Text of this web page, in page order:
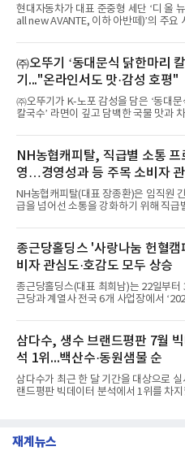
현대자동차가 대표 준중형 세단 ‘디 올
all new AVANTE, 이하 아반떼)’의 주요
떼는 6년 만에 선보이는 8세대 완전변
교한 선과 면을 중심으로 완성한 파격적
과거 중형 세단 수준으로 확대된 차체
최고 수준의 안전성 ▲성능과 효율을 동
행 완성도 ▲첨단 편의 및 디지털 사양 적
글로벌 준중형 세단의 새로운 기준을 세
는 가솔린 2.0과 1.6 하이브리드 두 가지
넘
㈜오뚜기 ‘동대문식 닭한마리
기..."온라인서도 맛·감성 호평"
㈜오뚜기가 K-노포 감성을 담은 ‘동대문
칼국수’ 라면이 깊고 담백한 국물 맛과
혔다.‘동대문식 닭한마리 칼국수’는 예
소비자 호응에 힘입어 지난 7월 13일 첫
단 18일 만에 누적 판매량 50만 개를 돌
거두었다.이번 신제품은 개발진이 전국
전문점을 직접 찾아 다니며 최적의 육수
했다. 자극적이지 않으면서도 깊은 닭육
개운한 풍미를 더했으며, 국물이 잘 배
서도
NH농협캐피탈, 직급별 소통 프
영…경영성과 등 주목 소비자
NH농협캐피탈(대표 장종환)은 임직원
급을 넘어선 소통을 강화하기 위해 직급
부터 30일까지 서울 원센티널 NH농협
층에서 운영했다고 31일 밝혔다.이번 프
영지원부 홍보팀과 2026년 새로이(e)＊
했으며, ▲팀장·부장(7.27), ▲계장·주임
장·차장(7.29), ▲대리(7.30) 등 직급별로
쳐 진행됐다.참고로 새로이(e)는 NH농
세대들로(과장~계장) 구성된 자율 참여
반에 전파하는 역할
종근당홀딩스 '사랑나눔 헌혈
비자 관심도·호감도 모두 상승
종근당홀딩스(대표 최희남)는 22일부터
근당과 계열사 전국 6개 사업장에서
인은 장마와 폭염, 여름휴가 등으로 헌
드는 시기에 안정적 혈액 수급에 기여하
문화를 확산하기 위해 마련됐다.캠페인
안공장을 시작으로 ▲효종연구소 ▲종근
산공장 ▲경보제약 아산본사 ▲종근당건
▲종근당 본사 등 전국 6개 사업장에서
으로 이어졌다.캠페인 기간에는 임직원
증을 한국백혈병
삼다수, 생수 브랜드평판 7월
석 1위...백산수·동원샘물 순
삼다수가 최근 한 달 기간을 대상으로 실
랜드평판 빅데이터 분석에서 1위를 차
까지 수집된 소비자 빅데이터 3,702,555
재계뉴스